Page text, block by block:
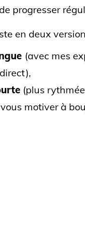
de progresser
en deux
(avec mes
(plus
motiver à